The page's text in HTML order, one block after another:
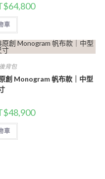
64,800
車
後背包
創 Monogram 帆布款｜中型
48,900
車